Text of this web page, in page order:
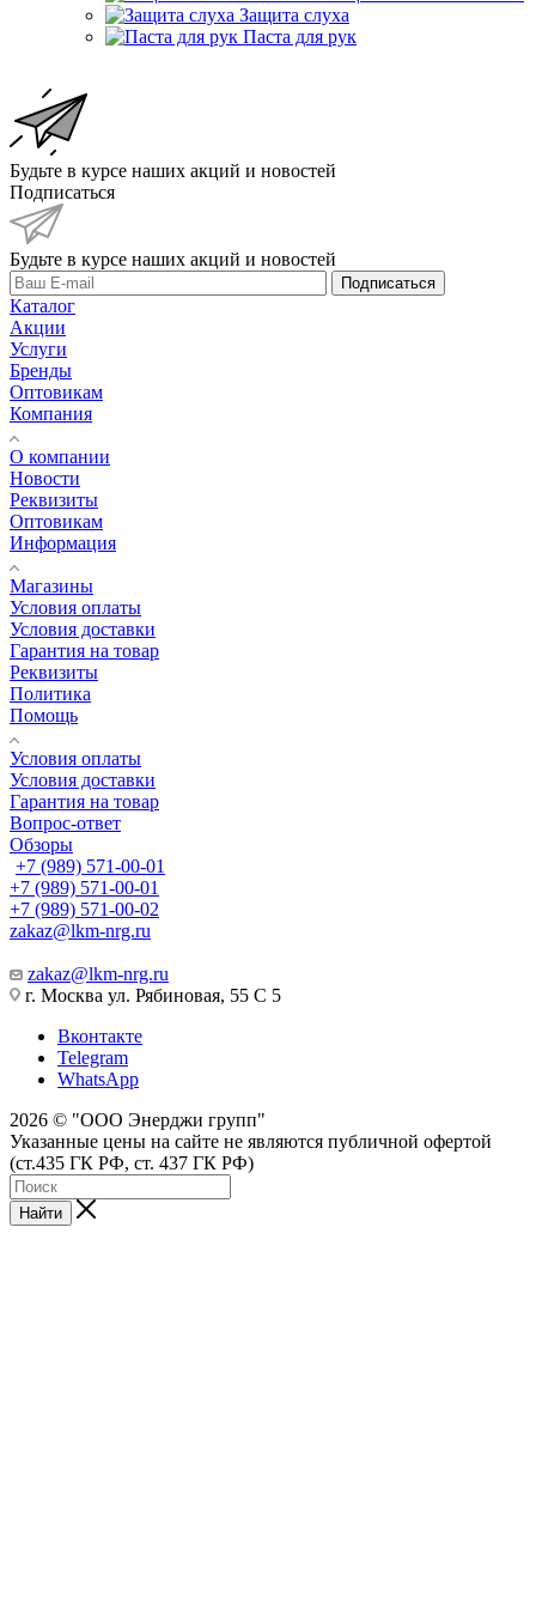
Защита слуха
Паста для рук
Будьте в курсе наших акций и новостей
Подписаться
Будьте в курсе наших акций и новостей
Подписаться
Каталог
Акции
Услуги
Бренды
Оптовикам
Компания
О компании
Новости
Реквизиты
Оптовикам
Информация
Магазины
Условия оплаты
Условия доставки
Гарантия на товар
Реквизиты
Политика
Помощь
Условия оплаты
Условия доставки
Гарантия на товар
Вопрос-ответ
Обзоры
+7 (989) 571-00-01
+7 (989) 571-00-01
+7 (989) 571-00-02
zakaz@lkm-nrg.ru
zakaz@lkm-nrg.ru
г. Москва ул. Рябиновая, 55 С 5
Вконтакте
Telegram
WhatsApp
2026 © "ООО Энерджи групп"
Указанные цены на сайте не являются публичной офертой
(ст.435 ГК РФ, cт. 437 ГК РФ)
Найти